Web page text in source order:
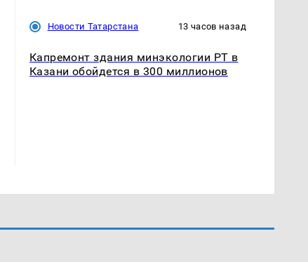
Новости Татарстана 13 часов назад
Капремонт здания минэкологии РТ в
Казани обойдется в 300 миллионов